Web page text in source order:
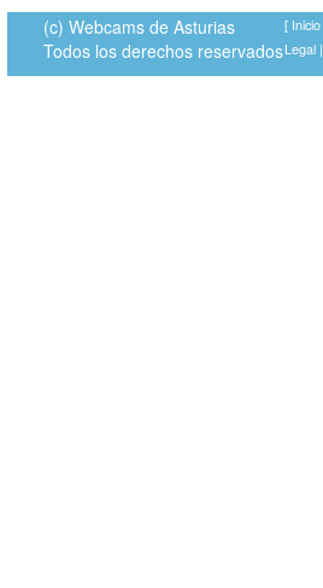
(c) Webcams de Asturias
Todos los derechos reservados
[ Inicio
Legal |